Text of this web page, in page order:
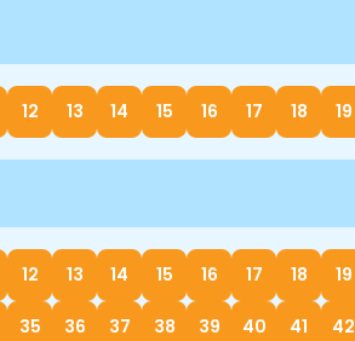
12 13 14 15 16 17 18 19
12 13 14 15 16 17 18 19
35 36 37 38 39 40 41 42